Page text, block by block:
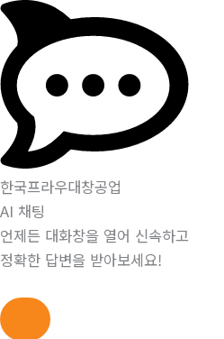
한국프라우대창공업
AI 채팅
언제든 대화창을 열어 신속하고
정확한 답변을 받아보세요!